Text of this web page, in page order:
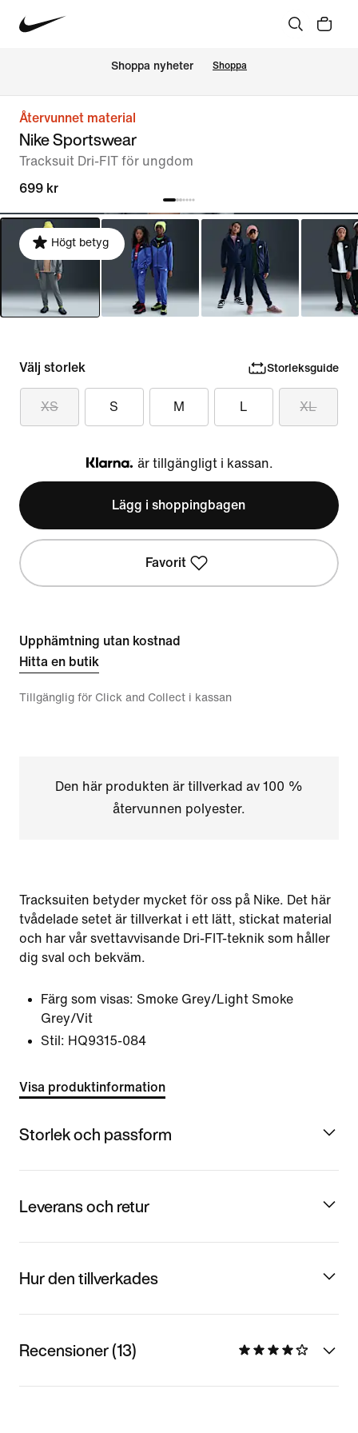
Shoppa nyheter Shoppa
Återvunnet material
Nike Sportswear
Tracksuit Dri-FIT för ungdom
699 kr
Högt betyg
Välj storlek Storleksguide
XS S M L XL
Klarna
är tillgängligt i kassan.
Lägg i shoppingbagen
Favorit
Upphämtning utan kostnad
Hitta en butik
Tillgänglig för Click and Collect i kassan
Den här produkten är tillverkad av 100 %
återvunnen polyester.
Tracksuiten betyder mycket för oss på Nike. Det här
tvådelade setet är tillverkat i ett lätt, stickat material
och har vår svettavvisande Dri-FIT-teknik som håller
dig sval och bekväm.
Färg som visas: Smoke Grey/Light Smoke
Grey/Vit
Stil: HQ9315-084
Visa produktinformation
Storlek och passform
Leverans och retur
Hur den tillverkades
Recensioner (13)